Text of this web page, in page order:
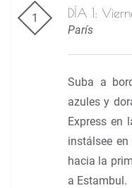
DÍA 1:
París
Suba a
azules y
Express en
instálsee
hacia la
a Estambul.